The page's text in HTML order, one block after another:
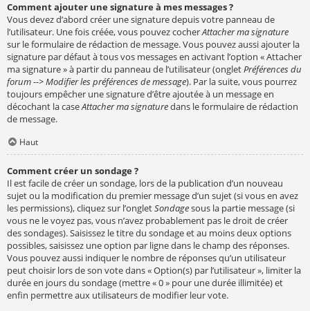
Comment ajouter une signature à mes messages ?
Vous devez d’abord créer une signature depuis votre panneau de
l’utilisateur. Une fois créée, vous pouvez cocherAttacher ma signature
sur le formulaire de rédaction de message. Vous pouvez aussi ajouter la
signature par défaut à tous vos messages en activant l’option « Attacher
ma signature » à partir du panneau de l’utilisateur (ongletPréférences du
forum --> Modifier les préférences de message). Par la suite, vous pourrez
toujours empêcher une signature d’être ajoutée à un message en
décochant la caseAttacher ma signaturedans le formulaire de rédaction
de message.
Haut
Comment créer un sondage ?
Il est facile de créer un sondage, lors de la publication d’un nouveau
sujet ou la modification du premier message d’un sujet (si vous en avez
les permissions), cliquez sur l’ongletSondagesous la partie message (si
vous ne le voyez pas, vous n’avez probablement pas le droit de créer
des sondages). Saisissez le titre du sondage et au moins deux options
possibles, saisissez une option par ligne dans le champ des réponses.
Vous pouvez aussi indiquer le nombre de réponses qu’un utilisateur
peut choisir lors de son vote dans « Option(s) par l’utilisateur », limiter la
durée en jours du sondage (mettre « 0 » pour une durée illimitée) et
enfin permettre aux utilisateurs de modifier leur vote.